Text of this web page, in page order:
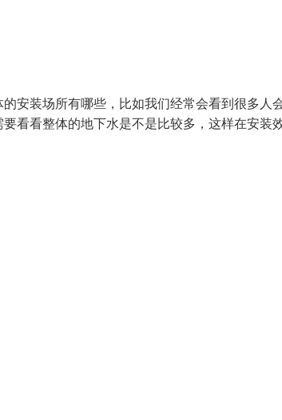
安装场所有哪些，比如我们经常会看到很多人
看看整体的地下水是不是比较多，这样在安装